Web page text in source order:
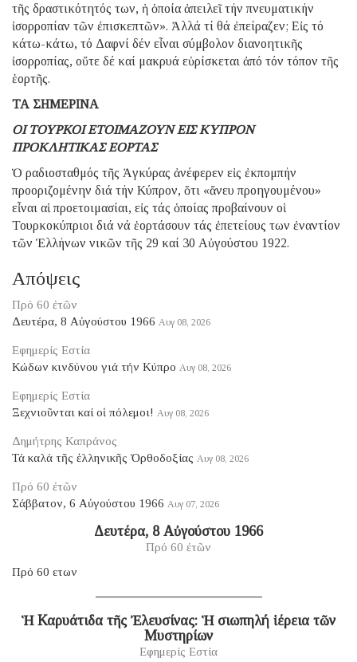
τῆς δραστικότητός των, ἡ ὁποία ἀπειλεῖ τήν πνευματικήν
ἰσορροπίαν τῶν ἐπισκεπτῶν». Ἀλλά τί θά ἐπείραζεν; Εἰς τό
κάτω-κάτω, τό Δαφνί δέν εἶναι σύμβολον διανοητικῆς
ἰσορροπίας, οὔτε δέ καί μακρυά εὑρίσκεται ἀπό τόν τόπον τῆς
ἑορτῆς.
ΤΑ ΣΗΜΕΡΙΝΑ
ΟΙ ΤΟΥΡΚΟΙ ΕΤΟΙΜΑΖΟΥΝ ΕΙΣ ΚΥΠΡΟΝ
ΠΡΟΚΛΗΤΙΚΑΣ ΕΟΡΤΑΣ
Ὁ ραδιοσταθμός τῆς Ἀγκύρας ἀνέφερεν εἰς ἐκπομπήν
προοριζομένην διά τήν Κύπρον, ὅτι «ἄνευ προηγουμένου»
εἶναι αἱ προετοιμασίαι, εἰς τάς ὁποίας προβαίνουν οἱ
Τουρκοκύπριοι διά νά ἑορτάσουν τάς ἐπετείους των ἐναντίον
τῶν Ἑλλήνων νικῶν τῆς 29 καί 30 Αὐγούστου 1922.
Απόψεις
Πρό 60 ἐτῶν
Δευτέρα, 8 Αὐγούστου 1966 Αυγ 08, 2026
Εφημερίς Εστία
Κώδων κινδύνου γιά τήν Κύπρο Αυγ 08, 2026
Εφημερίς Εστία
Ξεχνιοῦνται καί οἱ πόλεμοι! Αυγ 08, 2026
Δημήτρης Καπράνος
Τά καλά τῆς ἑλληνικῆς Ὀρθοδοξίας Αυγ 08, 2026
Πρό 60 ἐτῶν
Σάββατον, 6 Αὐγούστου 1966 Αυγ 07, 2026
Δευτέρα, 8 Αὐγούστου 1966
Πρό 60 ἐτῶν
Πρό 60 ετων
Ἡ Καρυάτιδα τῆς Ἐλευσίνας: Ἡ σιωπηλή ἱέρεια τῶν
Μυστηρίων
Εφημερίς Εστία